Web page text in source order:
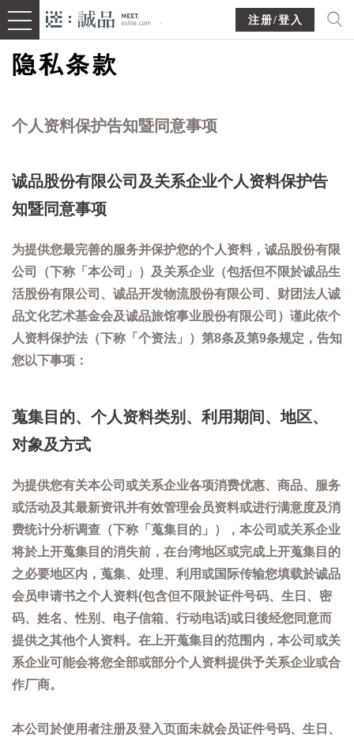
注册/登入
隐私条款
个人资料保护告知暨同意事项
诚品股份有限公司及关系企业个人资料保护告
知暨同意事项
为提供您最完善的服务并保护您的个人资料，诚品股份有限
公司（下称「本公司」）及关系企业（包括但不限於诚品生
活股份有限公司、诚品开发物流股份有限公司、财团法人诚
品文化艺术基金会及诚品旅馆事业股份有限公司）谨此依个
人资料保护法（下称「个资法」）第8条及第9条规定，告知
您以下事项：
蒐集目的、个人资料类别、利用期间、地区、
对象及方式
为提供您有关本公司或关系企业各项消费优惠、商品、服务
或活动及其最新资讯并有效管理会员资料或进行满意度及消
费统计分析调查（下称「蒐集目的」），本公司或关系企业
将於上开蒐集目的消失前，在台湾地区或完成上开蒐集目的
之必要地区内，蒐集、处理、利用或国际传输您填载於诚品
会员申请书之个人资料(包含但不限於证件号码、生日、密
码、姓名、性别、电子信箱、行动电话)或日後经您同意而
提供之其他个人资料。在上开蒐集目的范围内，本公司或关
系企业可能会将您全部或部分个人资料提供予关系企业或合
作厂商。
本公司於使用者注册及登入页面未就会员证件号码、生日、